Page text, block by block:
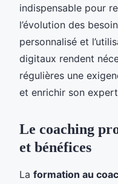
indispensable pour
l’évolution des
personnalisé et
digitaux rendent
régulières une
et enrichir son
Le coaching
et bénéfices
La formation au